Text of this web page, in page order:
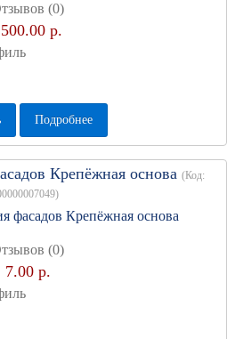
(0)
р.
Подробнее
Крепёжная основа (Код:
)
(0)
7.00 р.